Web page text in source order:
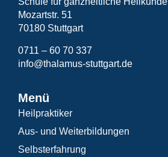
Mozartstr. 51
70180 Stuttgart
0711 – 60 70 337
info@thalamus-stuttgart.de
Menü
Heilpraktiker
Aus- und Weiterbildungen
Selbsterfahrung